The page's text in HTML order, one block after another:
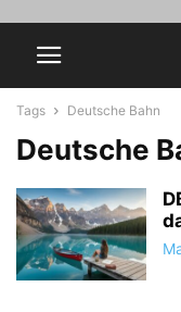
Tags Deutsche Bahn
Deutsche